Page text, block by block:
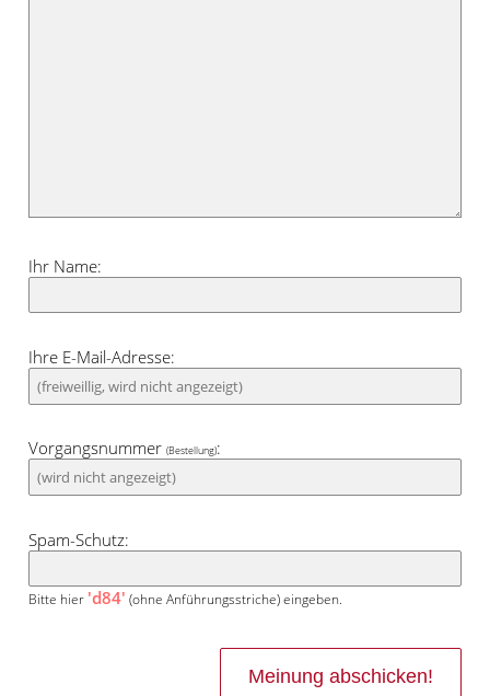
Ihr Name:
Ihre E-Mail-Adresse:
Vorgangsnummer(Bestellung):
Spam-Schutz:
Bitte hier 'd84' (ohne Anführungsstriche) eingeben.